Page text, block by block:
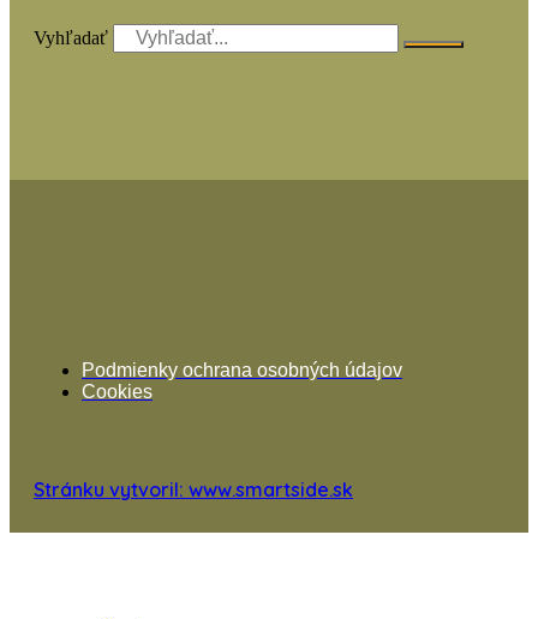
Vyhľadať
Podmienky ochrana osobných údajov
Cookies
Stránku vytvoril: www.smartside.sk